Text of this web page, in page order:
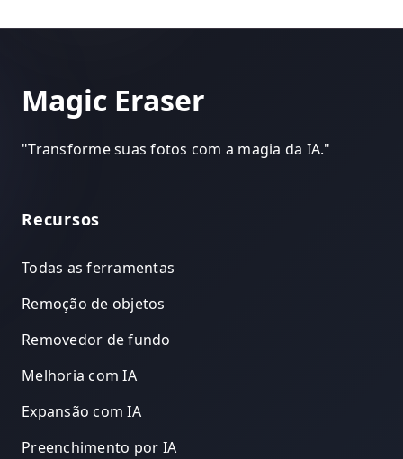
Magic Eraser
"Transforme suas fotos com a magia da IA."
Recursos
Todas as ferramentas
Remoção de objetos
Removedor de fundo
Melhoria com IA
Expansão com IA
Preenchimento por IA